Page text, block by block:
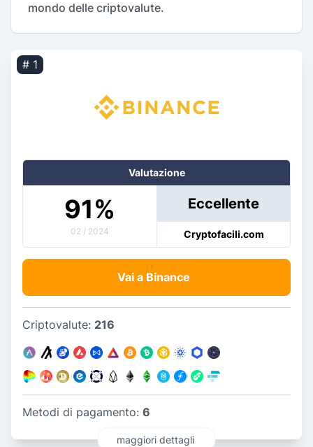
mondo delle criptovalute.
# 1
Valutazione
91%
02 / 2024
Eccellente
Cryptofacili.com
Vai a Binance
Criptovalute: 216
Metodi di pagamento: 6
maggiori dettagli